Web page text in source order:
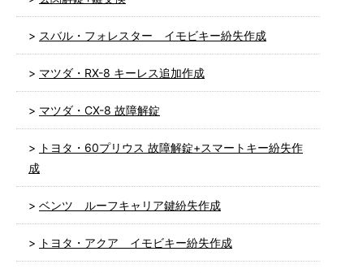
スバル・フォレスター イモビキー紛失作成
マツダ・RX-8 キーレス追加作成
マツダ・CX-8 故障解錠
トヨタ・60プリウス 故障解錠+スマートキー紛失作
成
ベンツ ルーフキャリア鍵紛失作成
トヨタ・アクア イモビキー紛失作成